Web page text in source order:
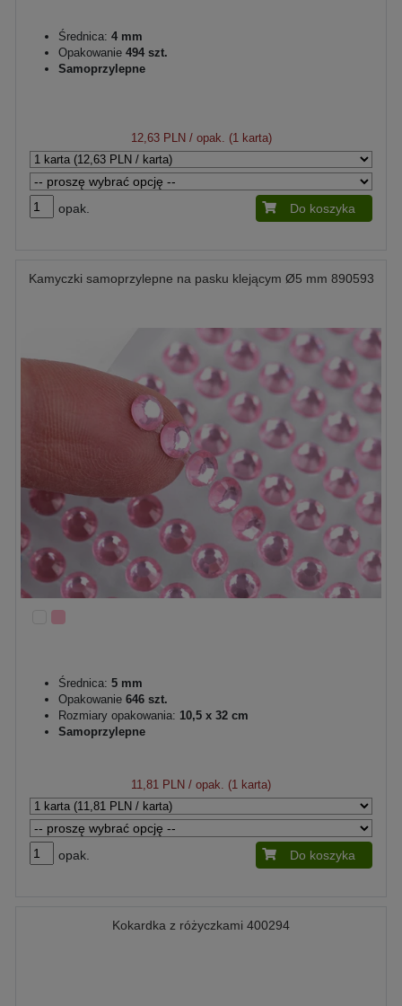
Średnica: 4 mm
Opakowanie 494 szt.
Samoprzylepne
12,63 PLN/ opak. (1 karta)
opak. Do koszyka
Kamyczki samoprzylepne na pasku klejącym Ø5 mm 890593
Średnica: 5 mm
Opakowanie 646 szt.
Rozmiary opakowania: 10,5 x 32 cm
Samoprzylepne
11,81 PLN / opak. (1 karta)
opak. Do koszyka
Kokardka z różyczkami 400294